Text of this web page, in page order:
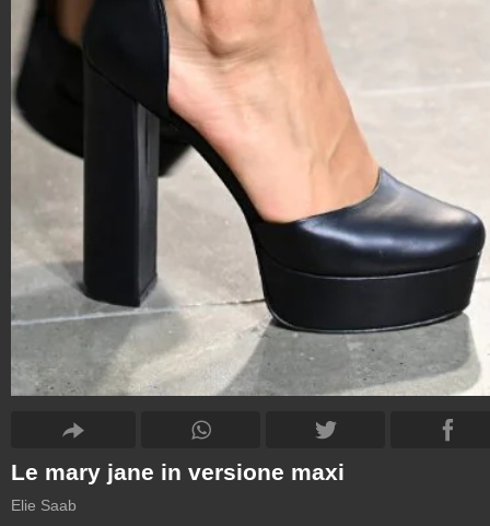
Le mary jane in versione maxi
Elie Saab